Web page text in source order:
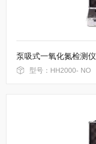
泵吸式一氧化氮检测仪
型号：HH2000- NO